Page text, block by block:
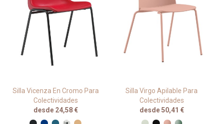
Silla Vicenza En Cromo Para
Colectividades
desde 24,58 €
Silla Virgo Apilable Para
Colectividades
desde 50,41 €